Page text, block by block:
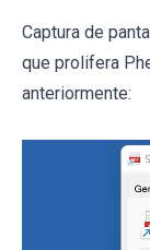
Captura de
que prolifera
anteriormente: